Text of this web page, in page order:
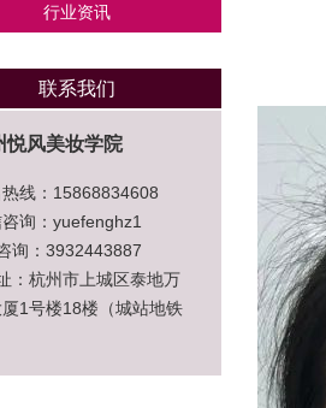
行业资讯
联系我们
悦风美妆学院
线：15868834608
询：yuefenghz1
询：3932443887
：杭州市上城区泰地万
厦1号楼18楼（城站地铁